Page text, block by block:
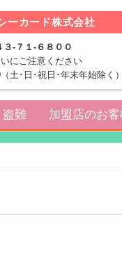
盗難 加盟店のお客
ーカード株式会社
３-７１-６８００
にご注意ください
土･日･祝日･年末年始除く）